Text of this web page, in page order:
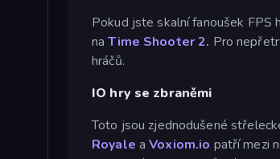
Pokud jste skalní fanoušek FPS
naTime Shooter 2. Pro
hráčů.
IO hry se zbraněmi
Toto jsou zjednodušené
Royale aVoxiom.io patří mezi